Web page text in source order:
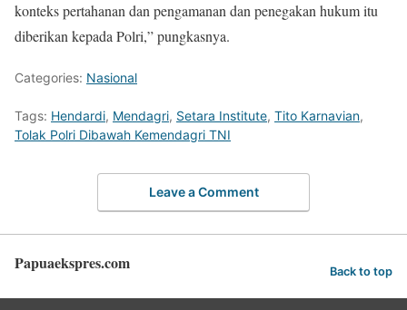
konteks pertahanan dan pengamanan dan penegakan hukum itu
diberikan kepada Polri,” pungkasnya.
Categories: Nasional
Tags: Hendardi, Mendagri, Setara Institute, Tito Karnavian,
Tolak Polri Dibawah Kemendagri TNI
Leave a Comment
Papuaekspres.com Back to top